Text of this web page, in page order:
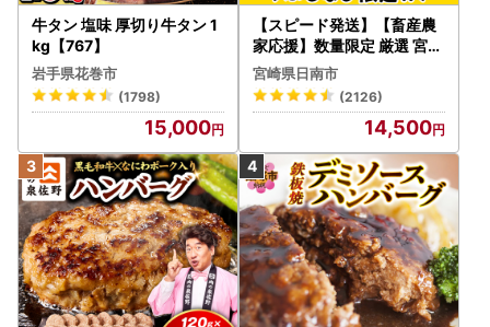
牛タン 塩味 厚切り牛タン 1
kg【767】
岩手県花巻市
(1798)
15,000
【スピード発送】【畜産農
家応援】数量限定 厳選 宮崎
牛 赤身 焼肉 計800g FN-Li
mited-PR_BDV5-26-2W
宮崎県日南市
(2126)
14,500